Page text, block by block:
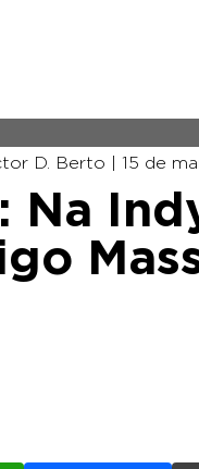
D. Berto | 15 de
Na